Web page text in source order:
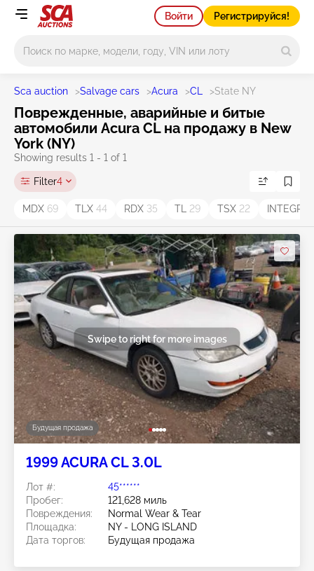
Войти Регистрируйся!
Sca auction >Salvage cars >Acura >CL >State NY
Поврежденные, аварийные и битые
автомобили Acura CL на продажу в New
York (NY)
Showing results 1 - 1 of 1
Filter4
MDX 69 TLX 44 RDX 35 TL 29 TSX 22 INTEGRA
Будущая продажа
Swipe to right for more images
1999 ACURA CL 3.0L
Лот #:
45******
Пробег:
121,628 миль
Повреждения:
Normal Wear & Tear
Площадка:
NY - LONG ISLAND
Дата торгов:
Будущая продажа